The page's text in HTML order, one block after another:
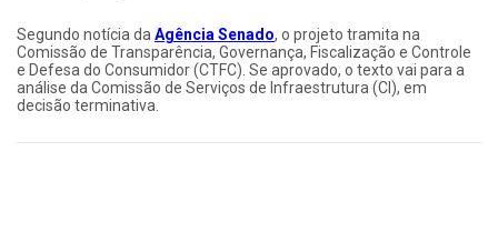
Segundo notícia daAgência Senado, o projeto tramita na
Comissão de Transparência, Governança, Fiscalização e Controle
e Defesa do Consumidor (CTFC). Se aprovado, o texto vai para a
análise da Comissão de Serviços de Infraestrutura (CI), em
decisão terminativa.